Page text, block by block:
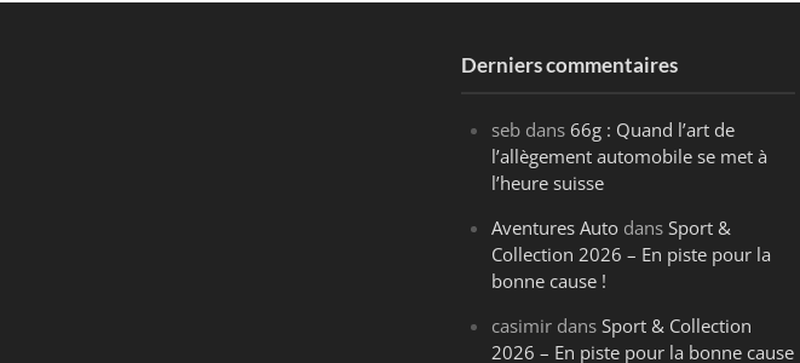
Derniers commentaires
seb dans66g : Quand l’art de
l’allègement automobile se met à
l’heure suisse
Aventures Auto dansSport &
Collection 2026 – En piste pour la
bonne cause !
casimir dansSport & Collection
2026 – En piste pour la bonne cause